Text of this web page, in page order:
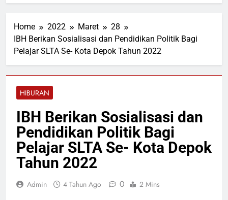
Home 2022 Maret
28
IBH Berikan Sosialisasi dan Pendidikan Politik Bagi
Pelajar SLTA Se- Kota Depok Tahun 2022
HIBURAN
IBH Berikan Sosialisasi dan
Pendidikan Politik Bagi
Pelajar SLTA Se- Kota Depok
Tahun 2022
Admin 4 Tahun Ago 0 2 Mins